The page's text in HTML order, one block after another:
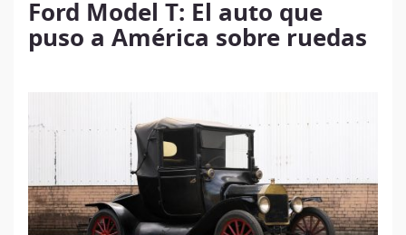
Ford Model T: El auto que
puso a América sobre ruedas